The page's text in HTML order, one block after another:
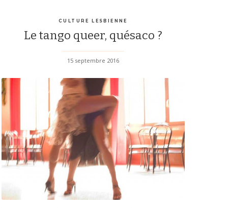
CULTURE LESBIENNE
Le tango queer, quésaco ?
15 septembre 2016